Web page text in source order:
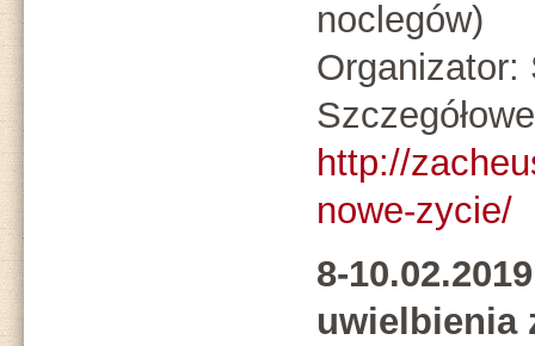
noclegów)
Organizator:
http://
nowe-zycie/
8-
uwielbienia